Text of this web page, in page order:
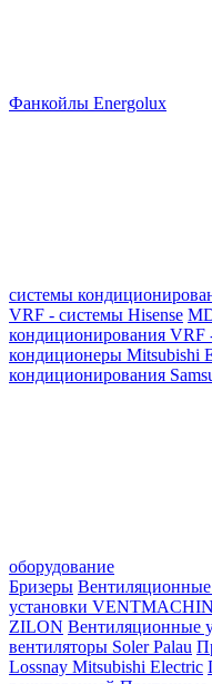
Фанкойлы Energolux
системы
VRF - системы Hisense
кондиционирования VRF
кондиционеры Mitsubishi
кондиционирования
оборудование
Бризеры Вентиляционные
установки
ZILON
вентиляторы Soler Palau
Lossnay Mitsubishi Electric